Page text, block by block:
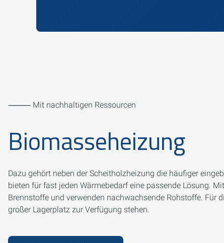
⸻ Mit nachhaltigen Ressourcen
Biomasseheizung
Dazu gehört neben der Scheitholzheizung die häufiger
bieten für fast jeden Wärmebedarf eine passende Lösung.
Brennstoffe und verwenden nachwachsende Rohstoffe. Für
großer Lagerplatz zur Verfügung stehen.